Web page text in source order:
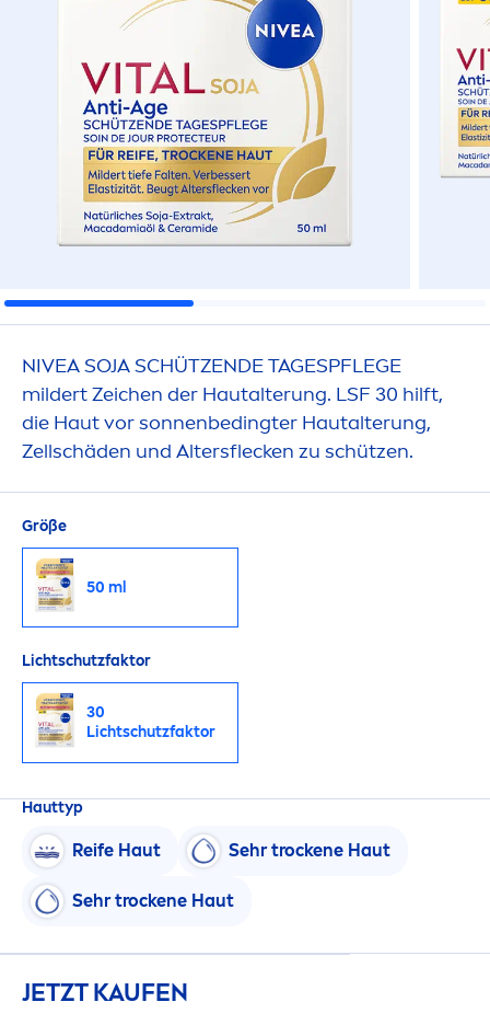
NIVEASOJASCHÜTZENDE TAGESPFLEGE
mildert Zeichen der Hautalterung. LSF 30 hilft,
die Haut vor sonnenbedingter Hautalterung,
Zellschäden und Altersflecken zu schützen.
Größe
50 ml
Lichtschutzfaktor
30
Lichtschutzfaktor
Hauttyp
Reife Haut Sehr trockene Haut
Sehr trockene Haut
JETZT KAUFEN